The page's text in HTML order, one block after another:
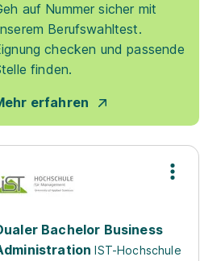
auf Nummer sicher mit
Berufswahltest.
checken und passende
finden.
erfahren
Bachelor Business
IST-Hochschule